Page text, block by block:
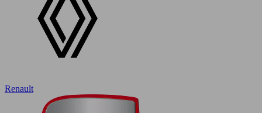
Renault